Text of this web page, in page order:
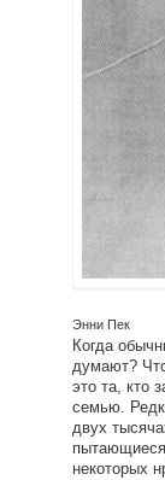
Энни Пек
Когда
думают?
это та, кто
семью.
двух
некоторых